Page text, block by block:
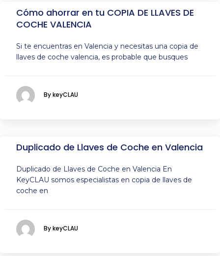
Cómo ahorrar en tu COPIA DE LLAVES DE
COCHE VALENCIA
Si te encuentras en Valencia y necesitas una copia de
llaves de coche valencia, es probable que busques
By keyCLAU
Duplicado de Llaves de Coche en Valencia
Duplicado de Llaves de Coche en Valencia En
KeyCLAU somos especialistas en copia de llaves de
coche en
By keyCLAU